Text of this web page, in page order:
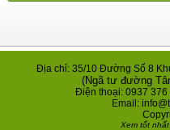
Địa chỉ: 35/10 Đường Số 8
(Ngã tư đường
Điện thoại: 0937 376
Email:
Xem tốt